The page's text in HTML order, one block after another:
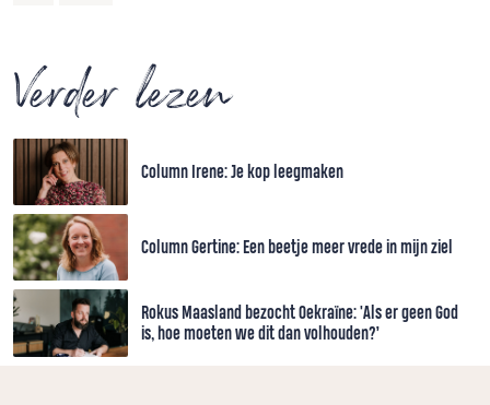
Verder lezen
Column Irene: Je kop leegmaken
Column Gertine: Een beetje meer vrede in mijn ziel
Rokus Maasland bezocht Oekraïne: 'Als er geen God
is, hoe moeten we dit dan volhouden?’